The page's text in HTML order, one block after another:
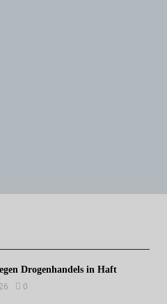
Drogenhandels in Haft
0